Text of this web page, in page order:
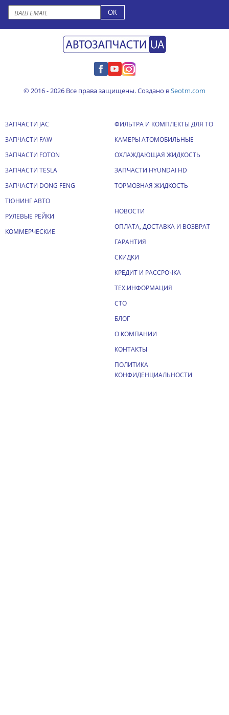
© 2016 - 2026 Все права защищены. Создано вSeotm.com
ЗАПЧАСТИ JAC
ЗАПЧАСТИ FAW
ЗАПЧАСТИ FOTON
ЗАПЧАСТИ TESLA
ЗАПЧАСТИ DONG FENG
ТЮНИНГ АВТО
РУЛЕВЫЕ РЕЙКИ
КОММЕРЧЕСКИЕ
ФИЛЬТРА И КОМПЛЕКТЫ ДЛЯ ТО
КАМЕРЫ АТОМОБИЛЬНЫЕ
ОХЛАЖДАЮЩАЯ ЖИДКОСТЬ
ЗАПЧАСТИ HYUNDAI HD
ТОРМОЗНАЯ ЖИДКОСТЬ
НОВОСТИ
ОПЛАТА, ДОСТАВКА И ВОЗВРАТ
ГАРАНТИЯ
СКИДКИ
КРЕДИТ И РАССРОЧКА
ТЕХ.ИНФОРМАЦИЯ
СТО
БЛОГ
О КОМПАНИИ
КОНТАКТЫ
ПОЛИТИКА
КОНФИДЕНЦИАЛЬНОСТИ